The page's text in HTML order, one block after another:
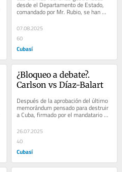
desde el Departamento de Estado,
comandado por Mr. Rubio, se han
centrado en desacreditar e incluso,
sancionar a...
07.08.2025
60
Cubasí
¿Bloqueo a debate?.
Carlson vs Díaz-Balart
Después de la aprobación del último
memorándum pensado para destruir
a Cuba, firmado por el mandatario
estadounidense el pasado 30 de
junio, han...
26.07.2025
40
Cubasí